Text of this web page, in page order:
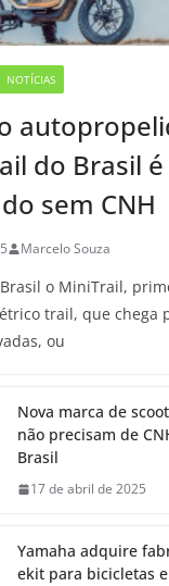
NOTÍCIAS
do Brasil
sem CNH
Marcelo Souza
o MiniTrail,
trail, que chega
ou
Nova marca de
não precisam de
Brasil
17 de abril de 2025
Yamaha adquire
ekit para bicicletas